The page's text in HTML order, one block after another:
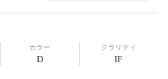
カラー
D
クラリティ
IF